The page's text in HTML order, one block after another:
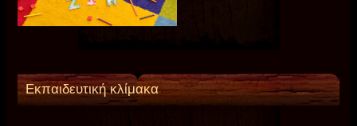
Εκπαιδευτική κλίμακα